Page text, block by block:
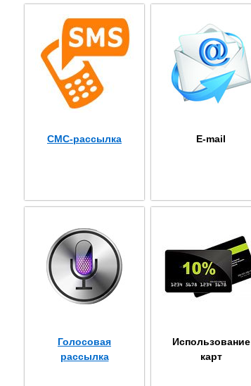
СМС-рассылка E-mail
Голосовая
рассылка
Использование
карт